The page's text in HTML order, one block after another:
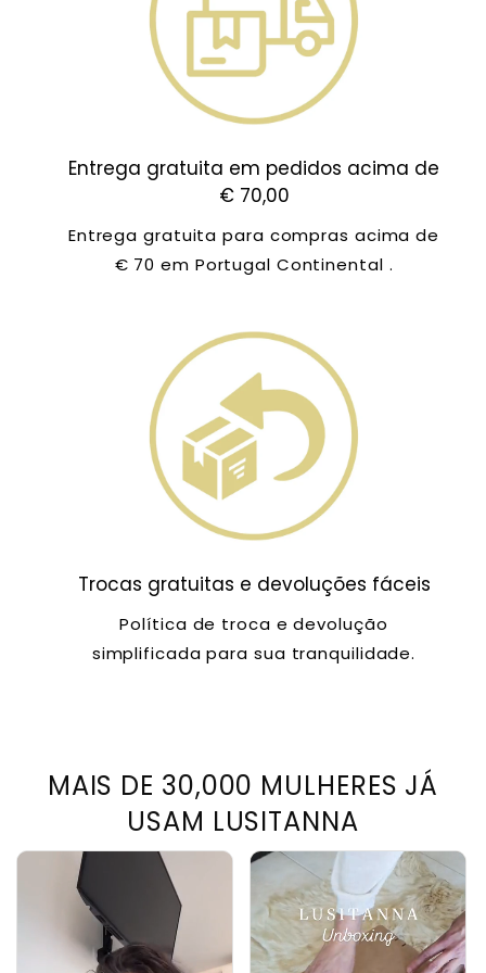
Entrega gratuita em pedidos acima de
€ 70,00
Entrega gratuita para compras acima de
€ 70 em Portugal Continental .
Trocas gratuitas e devoluções fáceis
Política de troca e devolução
simplificada para sua tranquilidade.
MAIS DE 30,000 MULHERES JÁ
USAM LUSITANNA